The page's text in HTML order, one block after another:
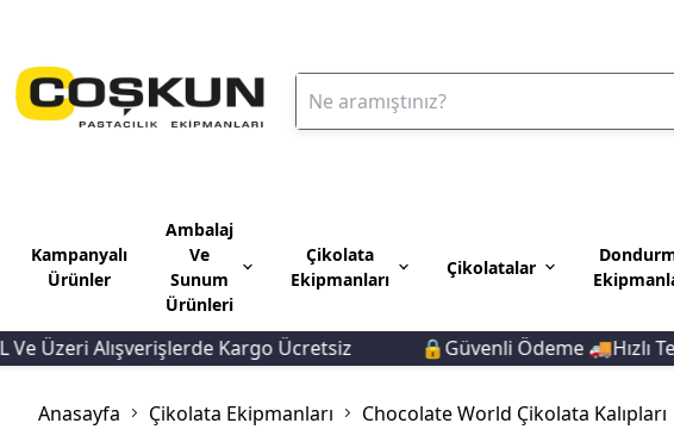
Kampanyalı
Ürünler
Ambalaj
Ve
Sunum
Ürünleri
Çikolata
Ekipmanları
Çikolatalar
Üzeri Alışverişlerde Kargo Ücretsiz 🔒Güvenli Ödeme 🚚Hızlı
Anasayfa Çikolata Ekipmanları Chocolate World Çikolata Kalıpları